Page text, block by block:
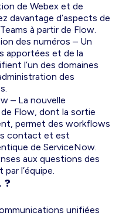
de Webex et de
davantage d’aspects de
à partir de Flow.
des numéros – Un
apportées et de la
l’un des domaines
des
– La nouvelle
Flow, dont la sortie
permet des workflows
contact et est
de ServiceNow.
aux questions des
l’équipe.
?
unifiées